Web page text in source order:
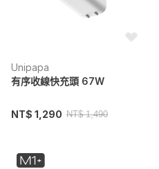
Unipapa
有序收線快充頭 67W
NT$ 1,290 NT$ 1,490